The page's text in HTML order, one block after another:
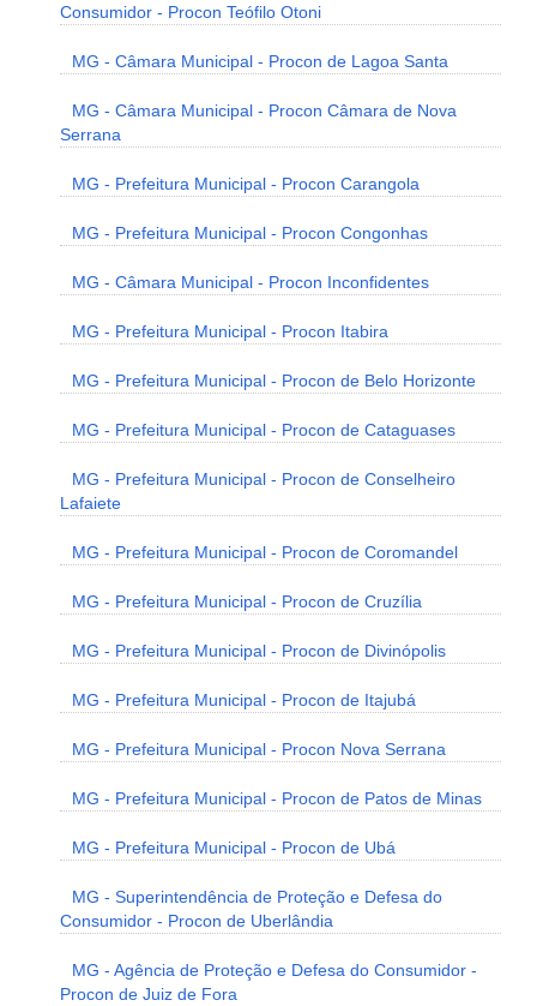
Consumidor - Procon Teófilo Otoni
MG - Câmara Municipal - Procon de Lagoa Santa
MG - Câmara Municipal - Procon Câmara de Nova
Serrana
MG - Prefeitura Municipal - Procon Carangola
MG - Prefeitura Municipal - Procon Congonhas
MG - Câmara Municipal - Procon Inconfidentes
MG - Prefeitura Municipal - Procon Itabira
MG - Prefeitura Municipal - Procon de Belo Horizonte
MG - Prefeitura Municipal - Procon de Cataguases
MG - Prefeitura Municipal - Procon de Conselheiro
Lafaiete
MG - Prefeitura Municipal - Procon de Coromandel
MG - Prefeitura Municipal - Procon de Cruzília
MG - Prefeitura Municipal - Procon de Divinópolis
MG - Prefeitura Municipal - Procon de Itajubá
MG - Prefeitura Municipal - Procon Nova Serrana
MG - Prefeitura Municipal - Procon de Patos de Minas
MG - Prefeitura Municipal - Procon de Ubá
MG - Superintendência de Proteção e Defesa do
Consumidor - Procon de Uberlândia
MG - Agência de Proteção e Defesa do Consumidor -
Procon de Juiz de Fora